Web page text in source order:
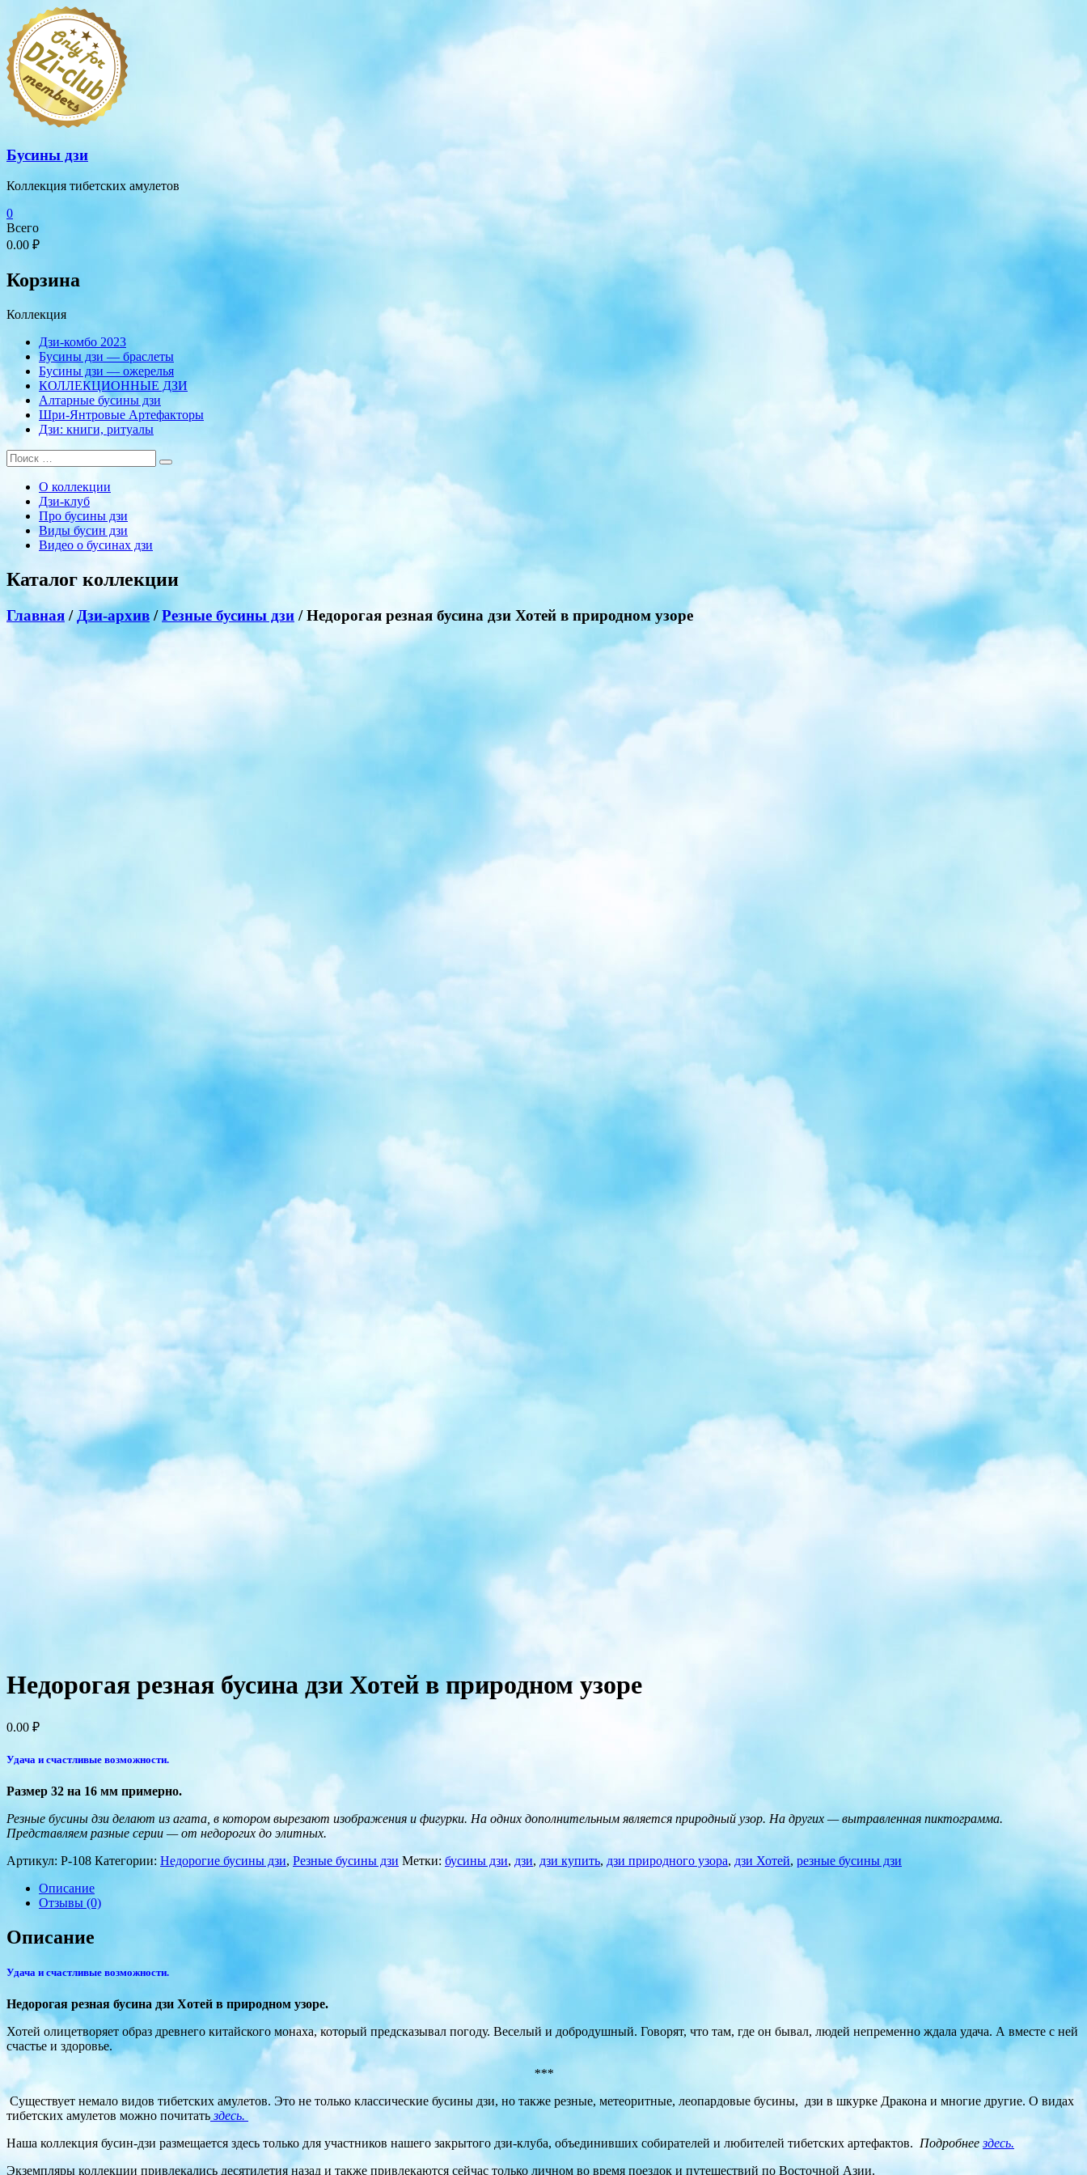
Перейти
содержимому
Бусины дзи
Коллекция тибетских амулетов
0
Всего
0.00 ₽
Корзина
Коллекция
Дзи-комбо 2023
Бусины дзи — браслеты
Бусины дзи — ожерелья
КОЛЛЕКЦИОННЫЕ ДЗИ
Алтарные бусины дзи
Шри-Янтровые Артефакторы
Дзи: книги, ритуалы
О коллекции
Дзи-клуб
Про бусины дзи
Виды бусин дзи
Видео о бусинах дзи
Каталог коллекции
Главная /Дзи-архив /Резные бусины дзи / Недорогая резная бусина дзи Хотей в природном узоре
Недорогая резная бусина дзи Хотей в природном узоре
0.00 ₽
Удача и счастливые возможности.
Размер 32 на 16 мм примерно.
Резные бусины дзи делают из агата, в котором вырезают изображения и фигурки. На одних дополнительным является природный узор. На других — вытравленная пиктограмма.
Представляем разные серии — от недорогих до элитных.
Артикул: Р-108 Категории: Недорогие бусины дзи, Резные бусины дзи Метки: бусины дзи, дзи, дзи купить, дзи природного узора, дзи Хотей, резные бусины дзи
Описание
Отзывы (0)
Описание
Удача и счастливые возможности.
Недорогая резная бусина дзи Хотей в природном узоре.
Хотей олицетворяет образ древнего китайского монаха, который предсказывал погоду. Веселый и добродушный. Говорят, что там, где он бывал, людей непременно ждала удача. А вместе с ней
счастье и здоровье.
***
Существует немало видов тибетских амулетов. Это не только классические бусины дзи, но также резные, метеоритные, леопардовые бусины, дзи в шкурке Дракона и многие другие. О видах
тибетских амулетов можно почитать здесь.
Наша коллекция бусин-дзи размещается здесь только для участников нашего закрытого дзи-клуба, объединивших собирателей и любителей тибетских артефактов. Подробнее здесь.
Экземпляры коллекции привлекались десятилетия назад и также привлекаются сейчас только личном во время поездок и путешествий по Восточной Азии.